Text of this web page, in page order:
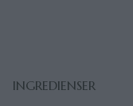
INGREDIENSER